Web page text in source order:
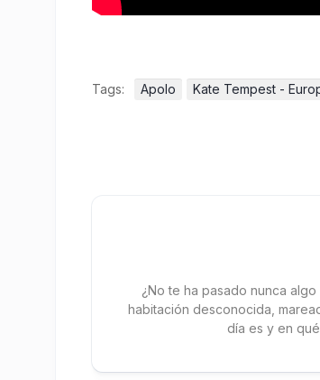
Tags: Apolo Kate Tempest -
¿No te ha pasado nunca
habitación desconocida,
día es y en